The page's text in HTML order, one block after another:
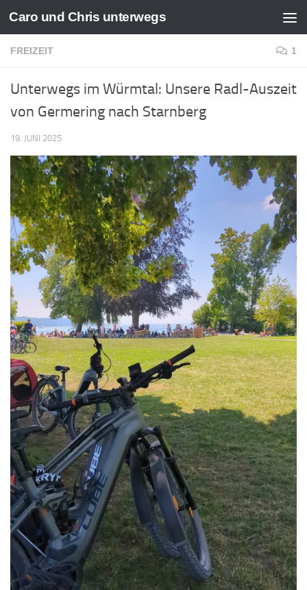
Zum Inhalt springen
Caro und Chris unterwegs
FREIZEIT 1
Unterwegs im Würmtal: Unsere Radl-Auszeit
von Germering nach Starnberg
19. JUNI 2025